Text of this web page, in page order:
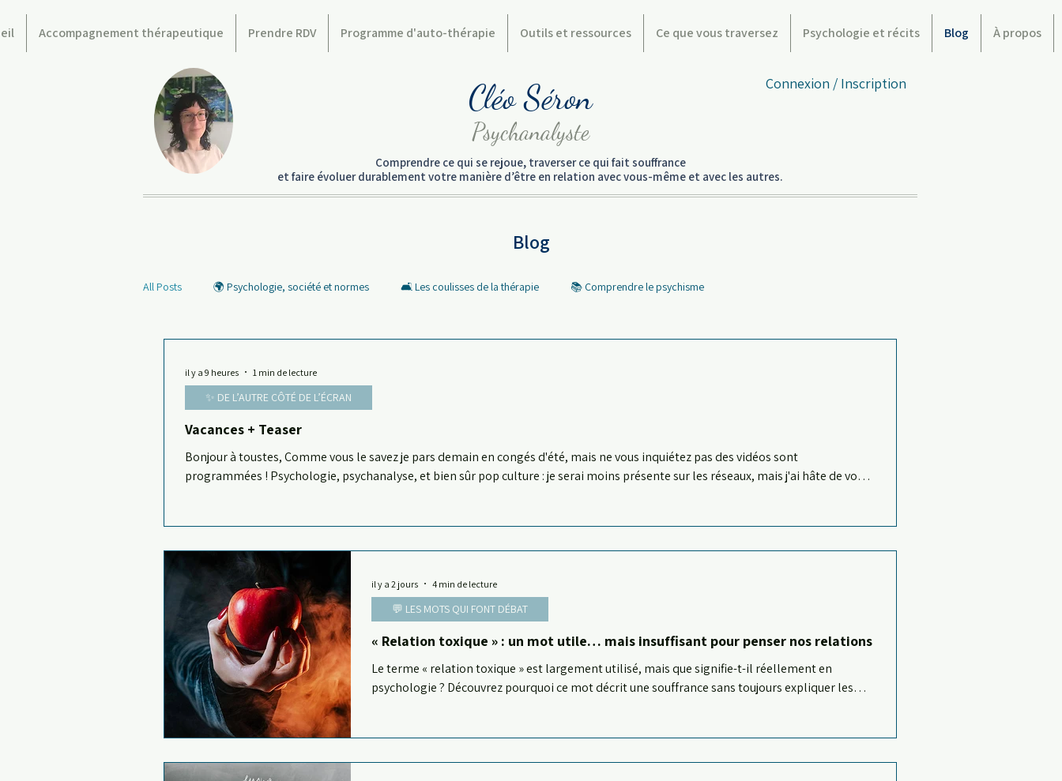
Accompagnement thérapeutique Prendre RDV Programme d'auto-thérapie Outils et ressources Ce que vous traversez Psychologie et récits Blog À propos
Cléo Séron Connexion / Inscription
Psychanalyste
Comprendre ce qui se rejoue, traverser ce qui fait souffrance
et faire évoluer durablement votre manière d’être en relation avec vous-même et avec les autres.
Blog
All Posts 🌍 Psychologie, société et normes 🛋️ Les coulisses de la thérapie 📚 Comprendre le psychisme
✨ De l’autre côté de l’écran
Vacances + Teaser
Bonjour à toustes, Comme vous le savez je pars demain en congés d'été, mais ne vous inquiétez pas des vidéos sont
programmées ! Psychologie, psychanalyse, et bien sûr pop culture : je serai moins présente sur les réseaux, mais j'ai hâte de vous
✨ DE L’AUTRE CÔTÉ DE L’ÉCRAN
il y a 9 heures 1 min de lecture
« Relation toxique » : un mot utile… mais insuffisant pour penser nos relations
Le terme « relation toxique » est largement utilisé, mais que signifie-t-il réellement en
psychologie ? Découvrez pourquoi ce mot décrit une souffrance sans toujours expliquer les
💬 LES MOTS QUI FONT DÉBAT
il y a 2 jours 4 min de lecture